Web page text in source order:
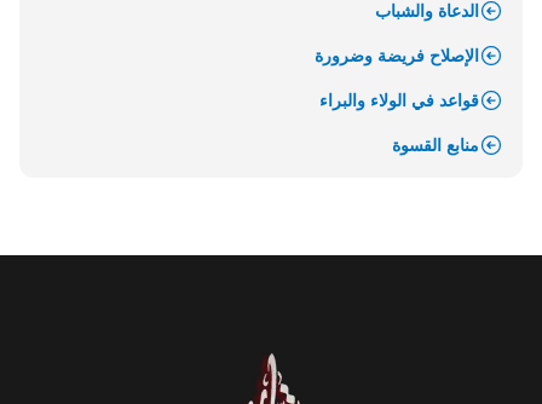
الدعاة والشباب
الإصلاح فريضة وضرورة
قواعد في الولاء والبراء
منابع القسوة